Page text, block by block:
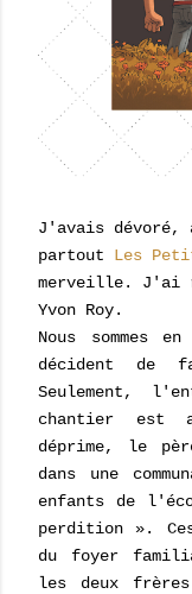
J'avais dévoré,
partout Les
merveille. J'ai
Yvon Roy.
Nous sommes
décident de
Seulement,
chantier est
déprime, le
dans une
enfants de
perdition ».
du foyer
les deux